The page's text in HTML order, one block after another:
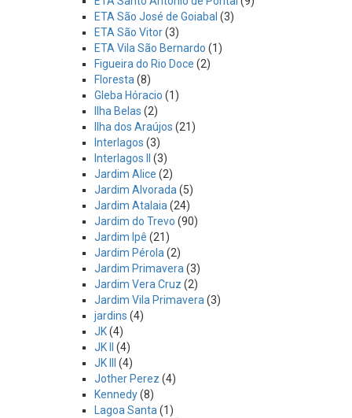
ETA São José de Goiabal (3)
ETA São Vitor(3)
ETA Vila São Bernardo (1)
Figueira do Rio Doce (2)
Floresta(8)
Gleba Hóracio (1)
Ilha Belas (2)
Ilha dos Araújos (21)
Interlagos (3)
Interlagos II
(3)
Jardim Alice (2)
Jardim Alvorada(5)
Jardim Atalaia(24)
Jardim do Trevo (90)
Jardim Ipê (21)
Jardim Pérola(2)
Jardim Primavera(3)
Jardim Vera Cruz (2)
Jardim Vila Primavera(3)
jardins (4)
JK(4)
JK II
(4)
JK III
(4)
Jother Perez (4)
Kennedy(8)
Lagoa Santa(1)